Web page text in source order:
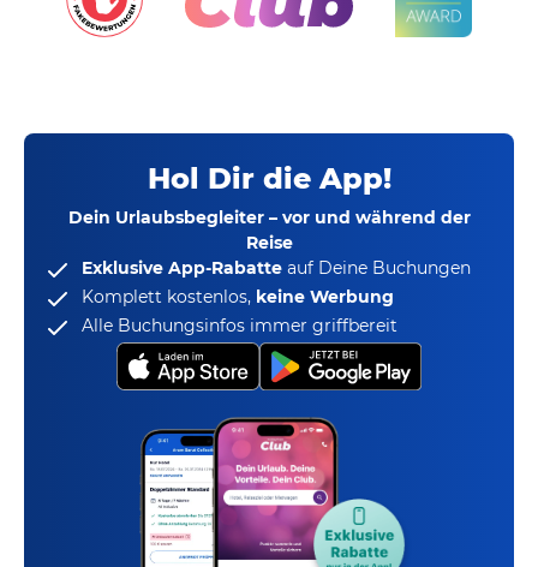
Hol Dir die App!
Dein Urlaubsbegleiter – vor und während der
Reise
Exklusive App-Rabatte auf Deine Buchungen
Komplett kostenlos, keine Werbung
Alle Buchungsinfos immer griffbereit